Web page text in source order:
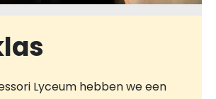
Lyceum hebben we een